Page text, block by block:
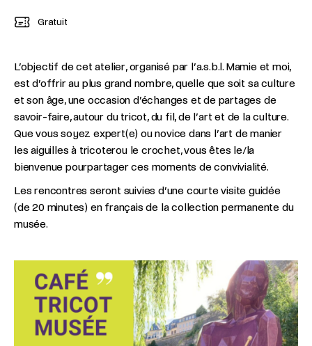
Gratuit
L’objectif de cet atelier, organisé par l’a.s.b.l. Mamie et moi,
est d’offrir au plus grand nombre, quelle que soit sa culture
et son âge, une occasion d’échanges et de partages de
savoir-faire, autour du tricot, du fil, de l’art et de la culture.
Que vous soyez expert(e) ou novice dans l’art de manier
les aiguilles à tricoterou le crochet, vous êtes le/la
bienvenue pourpartager ces moments de convivialité.
Les rencontres seront suivies d’une courte visite guidée
(de 20 minutes) en français de la collection permanente du
musée.